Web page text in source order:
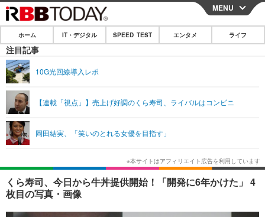
CLOSE
ホーム
IT・デジタル
ショッピング
SPEED TEST
エンタメ
エンタメTOP
韓国・芸能
音楽 スポーツ
ライフ
ライフTOP グルメ
ペット ショッピング
その他
リリース一覧
プッシュ通知の停止方法
MENU
ホーム IT・デジタル SPEED TEST エンタメ ライフ
注目記事
10G光回線導入レポ
【連載「視点」】売上げ好調のくら寿司、ライバルはコンビニ
岡田結実、「笑いのとれる女優を目指す」
くら寿司、今日から牛丼提供開始！「開発に6年かけた」 4
枚目の写真・画像